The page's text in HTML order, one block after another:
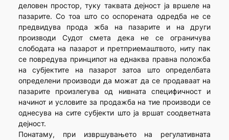
деловен простор, туку таквата дејност ја вршеле на
пазарите. Со тоа што со оспорената одредба не се
предвидува прода жба на пазарите и на други
производи Судот смета дека не се ограничува
слободата на пазарот и претприемаштвото, ниту пак
се повредува принципот на еднаква правна положба
на субјектите на пазарот затоа што определбата
определени производи да можат да се продаваат на
пазарите произлегува од нивната специфичност и
начинот и условите за продажба на тие производи се
однесува на сите субјекти што ја вршат соодветната
дејност.
Понатаму, при извршувањето на регулативната